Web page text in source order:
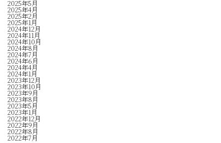
2025年5月
2025年4月
2025年2月
2025年1月
2024年12月
2024年11月
2024年10月
2024年8月
2024年7月
2024年6月
2024年4月
2024年1月
2023年12月
2023年10月
2023年9月
2023年8月
2023年5月
2023年1月
2022年12月
2022年9月
2022年8月
2022年7月